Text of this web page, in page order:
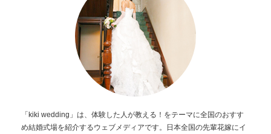
「kiki wedding」は、体験した人が教える！をテーマに全国のおすす
め結婚式場を紹介するウェブメディアです。日本全国の先輩花嫁にイ